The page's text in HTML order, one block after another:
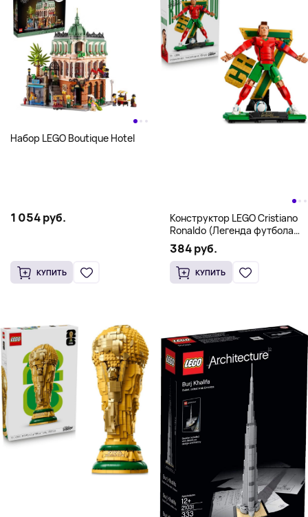
Набор LEGO Boutique Hotel
1 054 руб.
КУПИТЬ
Конструктор LEGO Cristiano
Ronaldo (Легенда футбола
CR7)
384 руб.
КУПИТЬ